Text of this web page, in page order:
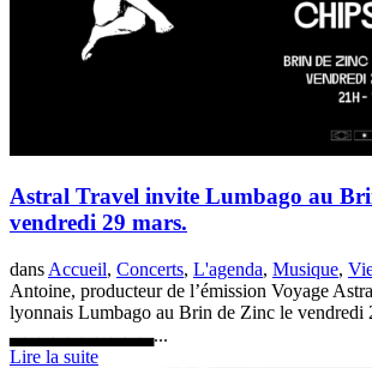
Astral Travel invite Lumbago au
vendredi 29 mars.
dans Accueil, Concerts, L'agenda, Musique,
Antoine, producteur de l’émission Voyage
lyonnais Lumbago au Brin de Zinc le vendredi
▃▃▃▃▃▃▃▃▃▃...
Lire la suite